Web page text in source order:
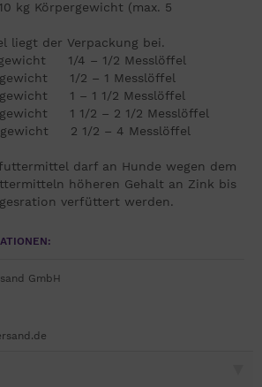
kg Körpergewicht (max. 5
liegt der Verpackung bei.
1/4 – 1/2 Messlöffel
1/2 – 1 Messlöffel
1 – 1 1/2 Messlöffel
1 1/2 – 2 1/2 Messlöffel
2 1/2 – 4 Messlöffel
darf an Hunde wegen dem
höheren Gehalt an Zink bis
verfüttert werden.
GmbH